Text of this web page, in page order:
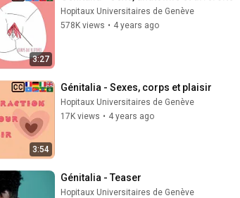
3:27
Hopitaux Universitaires de Genève
578K views • 4 years ago
3:54
Génitalia - Sexes, corps et plaisir
Hopitaux Universitaires de Genève
17K views • 4 years ago
Génitalia - Teaser
Hopitaux Universitaires de Genève